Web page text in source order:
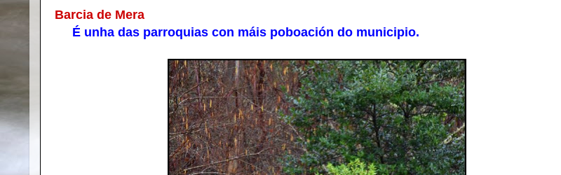
Barcia de Mera
É unha das parroquias con máis poboación do municipio.